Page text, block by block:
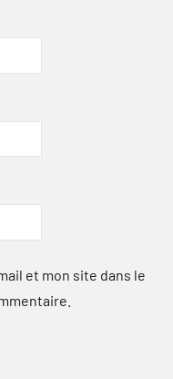
et mon site dans le